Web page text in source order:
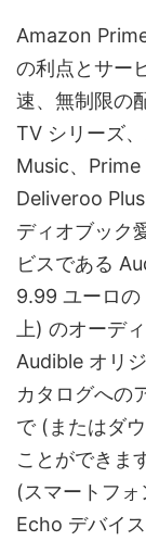
Amazon
の利点とサー
速、無制限の
TV シリーズ
Music、Prime
Deliveroo
ディオブック
ビスである
9.99 ユーロ
上) のオーデ
Audible オリ
カタログへの
で (またはダ
ことができま
(スマートフ
Echo デバイ